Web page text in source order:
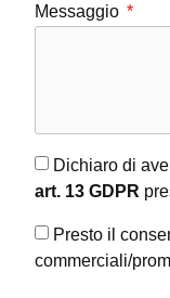
Messaggio
Dichiaro di
art. 13 GDPR
Presto il
commerciali/